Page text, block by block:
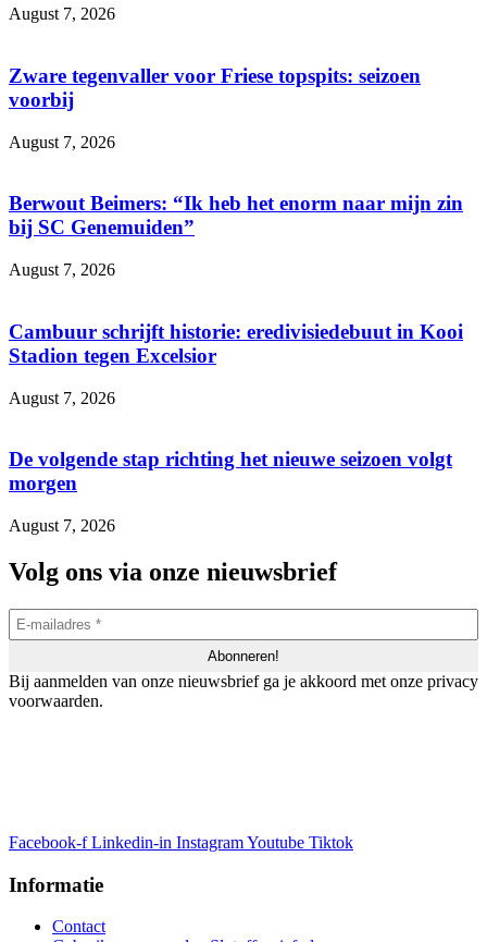
August 7, 2026
Zware tegenvaller voor Friese topspits: seizoen
voorbij
August 7, 2026
Berwout Beimers: “Ik heb het enorm naar mijn zin
bij SC Genemuiden”
August 7, 2026
Cambuur schrijft historie: eredivisiedebuut in Kooi
Stadion tegen Excelsior
August 7, 2026
De volgende stap richting het nieuwe seizoen volgt
morgen
August 7, 2026
Volg ons via onze nieuwsbrief
Bij aanmelden van onze nieuwsbrief ga je akkoord met onze privacy
voorwaarden.
Facebook-f Linkedin-in InstagramYoutube Tiktok
Informatie
Contact